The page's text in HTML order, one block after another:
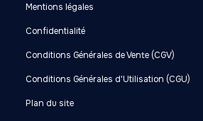
Mentions légales
Confidentialité
Conditions Générales de Vente (CGV)
Conditions Générales d'Utilisation (CGU)
Plan du site